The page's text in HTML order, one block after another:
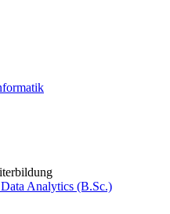
Analytics (B.Sc.)